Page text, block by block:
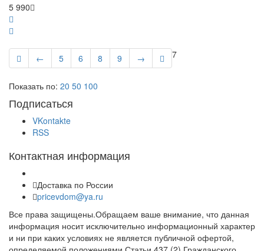
5 990
← 5 6 7
8 9 →
Показать по: 20 50 100
Подписаться
VKontakte
RSS
Контактная информация
Доставка по России
pricevdom@ya.ru
Все права защищены.Обращаем ваше внимание, что данная
информация носит исключительно информационный характер
и ни при каких условиях не является публичной офертой,